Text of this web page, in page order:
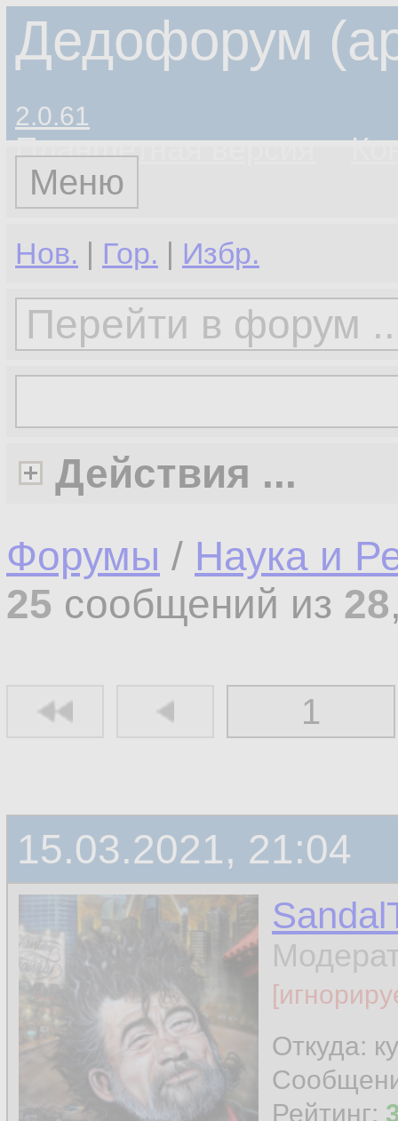
Дедофорум
2.0.61
Планшетная версия
Меню
Нов. | Гор. | Избр.
Действия ...
Форумы / Наука и
25 сообщений из 28
1
15.03.2021, 21:04
Откуда:
Рейтинг: